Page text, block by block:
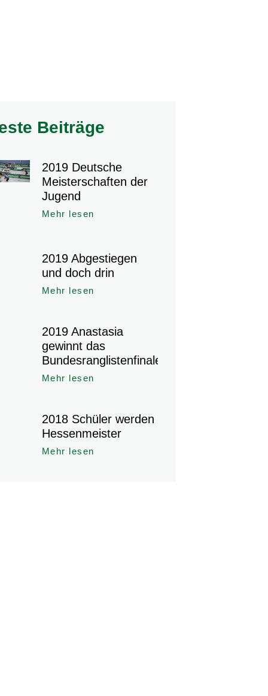
Beiträge
2019 Deutsche
Meisterschaften der
Jugend
Mehr lesen
2019 Abgestiegen
und doch drin
Mehr lesen
2019 Anastasia
gewinnt das
Bundesranglistenfinale
Mehr lesen
2018 Schüler werden
Hessenmeister
Mehr lesen